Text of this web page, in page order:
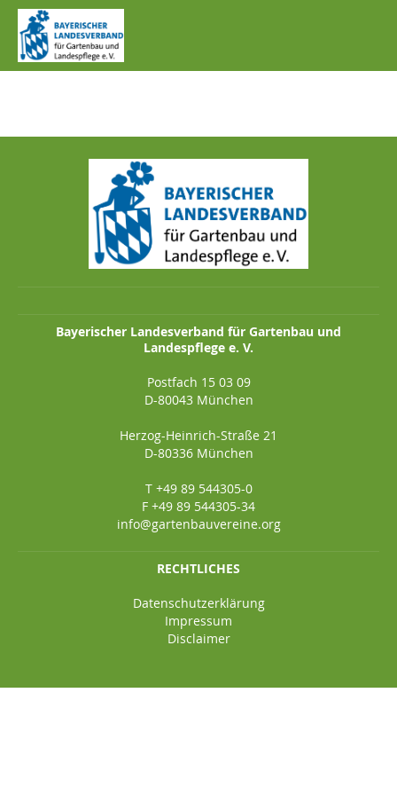
IMG_0168.JPG
Bayerischer Landesverband für Gartenbau und
Landespflege e. V.
Postfach 15 03 09
D-80043 München
Herzog-Heinrich-Straße 21
D-80336 München
T +49 89 544305-0
F +49 89 544305-34
info@gartenbauvereine.org
RECHTLICHES
Datenschutzerklärung
Impressum
Disclaimer